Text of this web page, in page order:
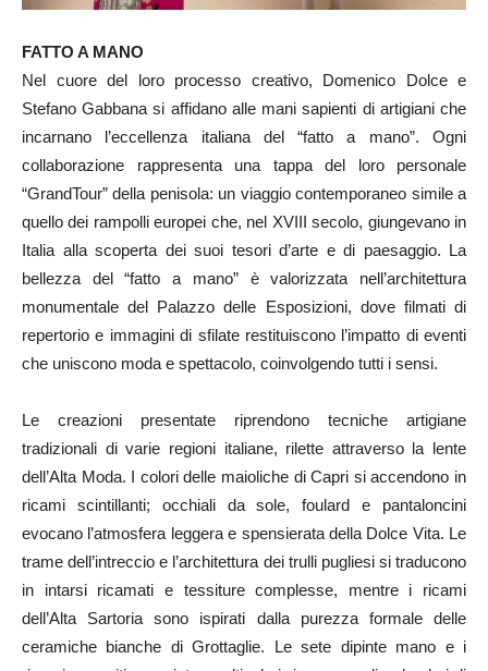
FATTO A MANO
Nel cuore del loro processo creativo, Domenico Dolce e
Stefano Gabbana si affidano alle mani sapienti di artigiani che
incarnano l’eccellenza italiana del “fatto a mano”. Ogni
collaborazione rappresenta una tappa del loro personale
“GrandTour” della penisola: un viaggio contemporaneo simile a
quello dei rampolli europei che, nel XVIII secolo, giungevano in
Italia alla scoperta dei suoi tesori d’arte e di paesaggio. La
bellezza del “fatto a mano” è valorizzata nell’architettura
monumentale del Palazzo delle Esposizioni, dove filmati di
repertorio e immagini di sfilate restituiscono l’impatto di eventi
che uniscono moda e spettacolo, coinvolgendo tutti i sensi.
Le creazioni presentate riprendono tecniche artigiane
tradizionali di varie regioni italiane, rilette attraverso la lente
dell’Alta Moda. I colori delle maioliche di Capri si accendono in
ricami scintillanti; occhiali da sole, foulard e pantaloncini
evocano l’atmosfera leggera e spensierata della Dolce Vita. Le
trame dell’intreccio e l’architettura dei trulli pugliesi si traducono
in intarsi ricamati e tessiture complesse, mentre i ricami
dell’Alta Sartoria sono ispirati dalla purezza formale delle
ceramiche bianche di Grottaglie. Le sete dipinte mano e i